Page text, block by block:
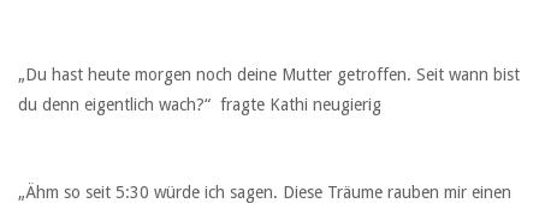
„Du hast heute morgen noch deine Mutter getroffen. Seit wann bist
du denn eigentlich wach?“ fragte Kathi neugierig
„Ähm so seit 5:30 würde ich sagen. Diese Träume rauben mir einen